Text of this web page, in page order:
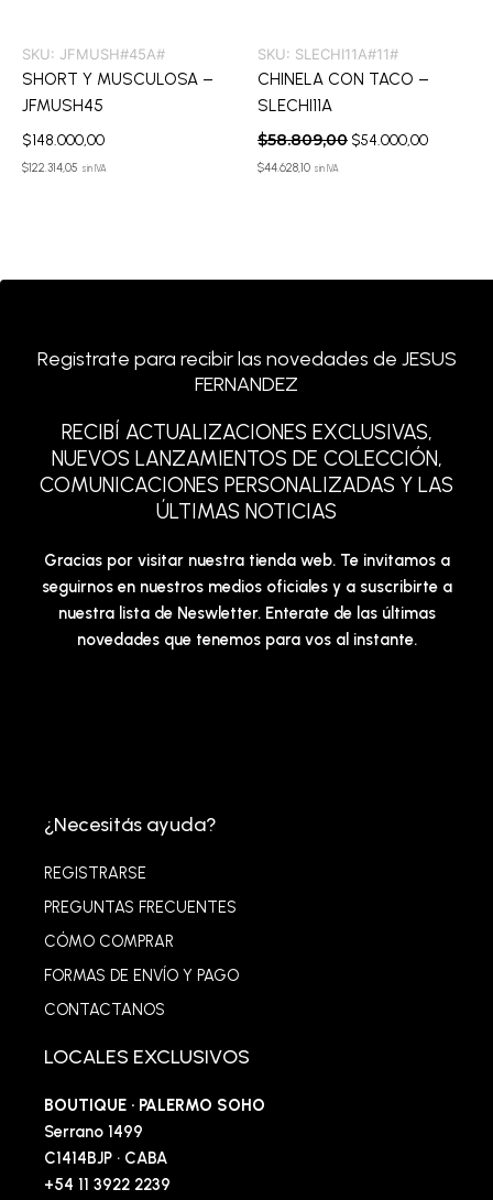
SKU: JFMUSH#45A#
SHORT Y MUSCULOSA –
JFMUSH45
$148.000,00
$122.314,05 sin IVA
SKU: SLECHI11A#11#
CHINELA CON TACO –
SLECHI11A
$58.809,00 $54.000,00
$44.628,10 sin IVA
Registrate para recibir las novedades de JESUS
FERNANDEZ
RECIBÍ ACTUALIZACIONES EXCLUSIVAS,
NUEVOS LANZAMIENTOS DE COLECCIÓN,
COMUNICACIONES PERSONALIZADAS Y LAS
ÚLTIMAS NOTICIAS
Gracias por visitar nuestra tienda web. Te invitamos a
seguirnos en nuestros medios oficiales y a suscribirte a
nuestra lista de Neswletter. Enterate de las últimas
novedades que tenemos para vos al instante.
¿Necesitás ayuda?
REGISTRARSE
PREGUNTAS FRECUENTES
CÓMO COMPRAR
FORMAS DE ENVÍO Y PAGO
CONTACTANOS
LOCALES EXCLUSIVOS
BOUTIQUE · PALERMO SOHO
Serrano 1499
C1414BJP · CABA
+54 11 3922 2239